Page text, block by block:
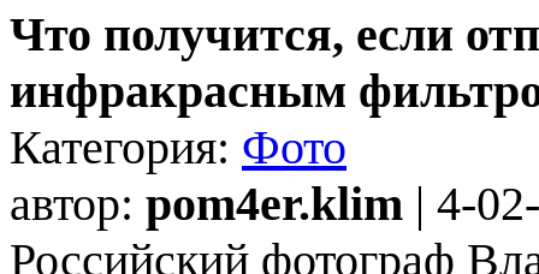
Что получится, если
инфракрасным
Категория: Фото
автор: pom4er.klim | 4-
Российский фотограф